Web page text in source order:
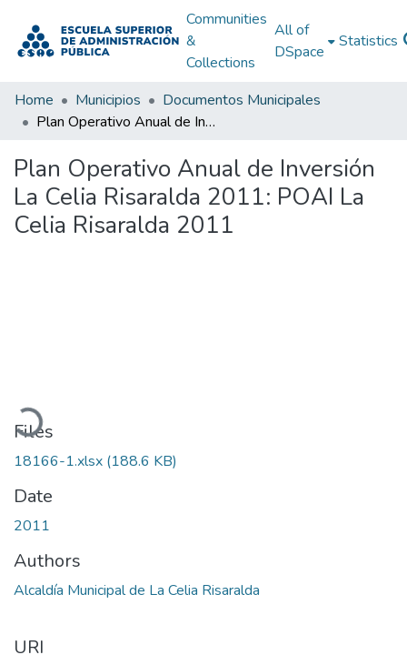
Communities
&
Collections
All of
DSpace
Statistics
Home Municipios
Documentos Municipales
Plan Operativo Anual de Inversión La Celia Risaralda 2011: POAI La Celia Risaralda 2011
Plan Operativo Anual de Inversión
La Celia Risaralda 2011: POAI La
Celia Risaralda 2011
Loading...
Files
18166-1.xlsx (188.6 KB)
Date
2011
Authors
Alcaldía Municipal de La Celia Risaralda
URI